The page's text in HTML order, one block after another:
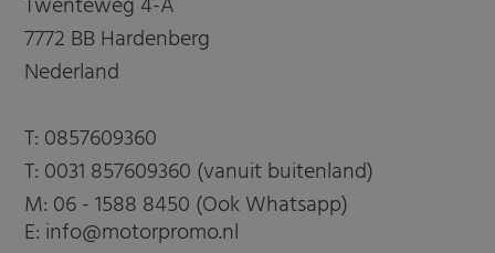
7772 BB Hardenberg
Nederland
T: 0857609360
T: 0031 857609360 (vanuit buitenland)
M: 06 - 1588 8450 (Ook Whatsapp)
E: info@motorpromo.nl